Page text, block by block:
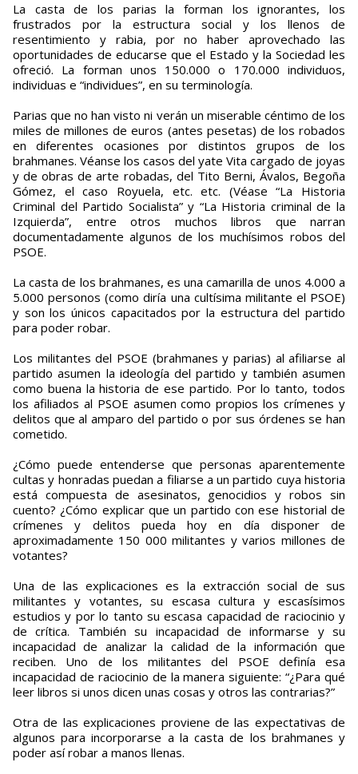
La casta de los parias la forman los ignorantes, los
frustrados por la estructura social y los llenos de
resentimiento y rabia, por no haber aprovechado las
oportunidades de educarse que el Estado y la Sociedad les
ofreció. La forman unos 150.000 o 170.000 individuos,
individuas e “individues”, en su terminología.
Parias que no han visto ni verán un miserable céntimo de los
miles de millones de euros (antes pesetas) de los robados
en diferentes ocasiones por distintos grupos de los
brahmanes. Véanse los casos del yate Vita cargado de joyas
y de obras de arte robadas, del Tito Berni, Ávalos, Begoña
Gómez, el caso Royuela, etc. etc. (Véase “La Historia
Criminal del Partido Socialista” y “La Historia criminal de la
Izquierda”, entre otros muchos libros que narran
documentadamente algunos de los muchísimos robos del
PSOE.
La casta de los brahmanes, es una camarilla de unos 4.000 a
5.000 personos (como diría una cultísima militante el PSOE)
y son los únicos capacitados por la estructura del partido
para poder robar.
Los militantes del PSOE (brahmanes y parias) al afiliarse al
partido asumen la ideología del partido y también asumen
como buena la historia de ese partido. Por lo tanto, todos
los afiliados al PSOE asumen como propios los crímenes y
delitos que al amparo del partido o por sus órdenes se han
cometido.
¿Cómo puede entenderse que personas aparentemente
cultas y honradas puedan a filiarse a un partido cuya historia
está compuesta de asesinatos, genocidios y robos sin
cuento? ¿Cómo explicar que un partido con ese historial de
crímenes y delitos pueda hoy en día disponer de
aproximadamente 150 000 militantes y varios millones de
votantes?
Una de las explicaciones es la extracción social de sus
militantes y votantes, su escasa cultura y escasísimos
estudios y por lo tanto su escasa capacidad de raciocinio y
de crítica. También su incapacidad de informarse y su
incapacidad de analizar la calidad de la información que
reciben. Uno de los militantes del PSOE definía esa
incapacidad de raciocinio de la manera siguiente: “¿Para qué
leer libros si unos dicen unas cosas y otros las contrarias?”
Otra de las explicaciones proviene de las expectativas de
algunos para incorporarse a la casta de los brahmanes y
poder así robar a manos llenas.